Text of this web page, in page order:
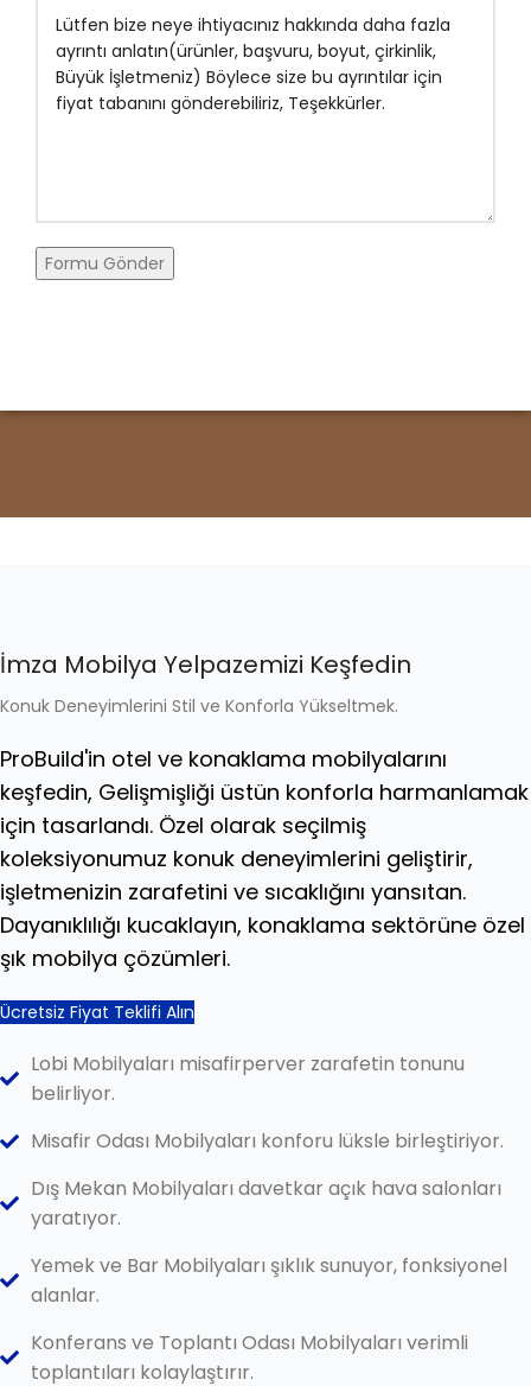
İmza Mobilya Yelpazemizi Keşfedin
Konuk Deneyimlerini Stil ve Konforla Yükseltmek.
ProBuild'in otel ve konaklama mobilyalarını
keşfedin, Gelişmişliği üstün konforla harmanlamak
için tasarlandı. Özel olarak seçilmiş
koleksiyonumuz konuk deneyimlerini geliştirir,
işletmenizin zarafetini ve sıcaklığını yansıtan.
Dayanıklılığı kucaklayın, konaklama sektörüne özel
şık mobilya çözümleri.
Ücretsiz Fiyat Teklifi Alın
Lobi Mobilyaları misafirperver zarafetin tonunu
belirliyor.
Misafir Odası Mobilyaları konforu lüksle birleştiriyor.
Dış Mekan Mobilyaları davetkar açık hava salonları
yaratıyor.
Yemek ve Bar Mobilyaları şıklık sunuyor, fonksiyonel
alanlar.
Konferans ve Toplantı Odası Mobilyaları verimli
toplantıları kolaylaştırır.